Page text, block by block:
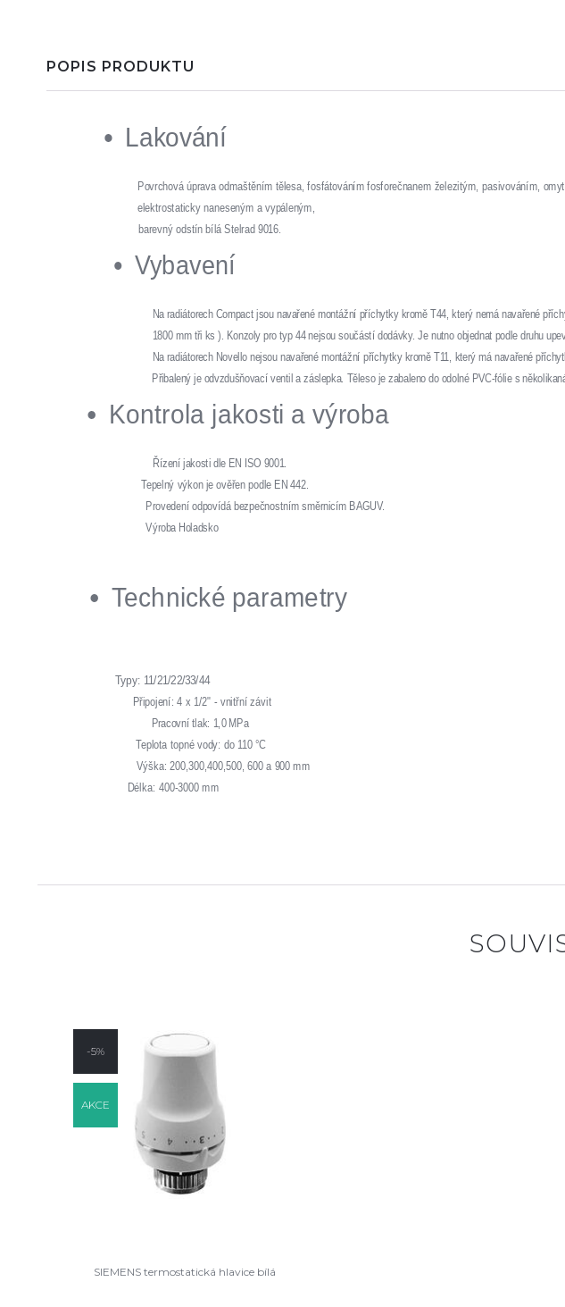
POPIS PRODUKTU
Lakování
Povrchová úprava odmaštěním tělesa, fosfátováním fosforečnanem železitým, pasivováním,
elektrostaticky naneseným a vypáleným,
barevný odstín bílá Stelrad 9016.
Vybavení
Na radiátorech Compact jsou navařené montážní příchytky kromě T44, který nemá navařené
1800 mm tři ks ). Konzoly pro typ 44 nejsou součástí dodávky. Je nutno objednat podle druhu
Na radiátorech Novello nejsou navařené montážní příchytky kromě T11, který má navařené
Přibalený je odvzdušňovací ventil a záslepka. Těleso je zabaleno do odolné PVC-fólie s
Kontrola jakosti a výroba
Řízení jakosti dle EN ISO 9001.
Tepelný výkon je ověřen podle EN 442.
Provedení odpovídá bezpečnostním směrnicím BAGUV.
Výroba Holadsko
Technické parametry
Typy: 11/21/22/33/44
Připojení: 4 x 1/2" - vnitřní závit
Pracovní tlak: 1,0 MPa
Teplota topné vody: do 110 °C
Výška: 200,300,400,500, 600 a 900 mm
Délka: 400-3000 mm
-5%
AKCE
SIEMENS termostatická hlavice bílá